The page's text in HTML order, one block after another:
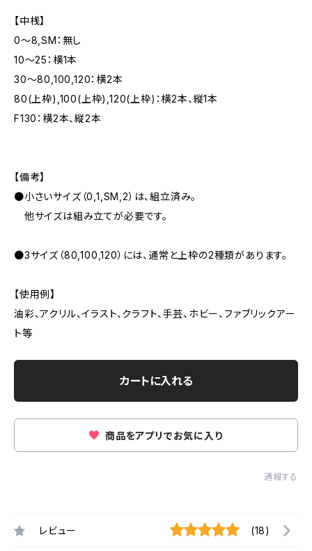
【中桟】
0～8,SM：無し
10～25：横1本
30～80,100,120：横2本
80(上枠),100(上枠),120(上枠)：横2本、縦1本
F130：横2本、縦2本
【備考】
●小さいサイズ（0,1,SM,2）は、組立済み。
他サイズは組み立てが必要です。
●3サイズ（80,100,120）には、通常と上枠の2種類があります。
【使用例】
油彩、アクリル、イラスト、クラフト、手芸、ホビー、ファブリックアー
ト等
カートに入れる
商品をアプリでお気に入り
通報する
レビュー (18)